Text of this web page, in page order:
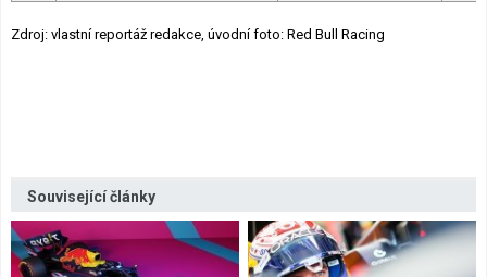
Zdroj: vlastní reportáž redakce, úvodní foto: Red Bull Racing
Související články